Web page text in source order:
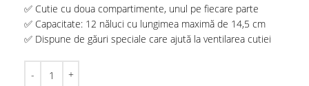
✅ Cutie cu doua compartimente, unul pe fiecare parte
✅ Capacitate: 12 năluci cu lungimea maximă de 14,5 cm
✅ Dispune de găuri speciale care ajută la ventilarea cutiei